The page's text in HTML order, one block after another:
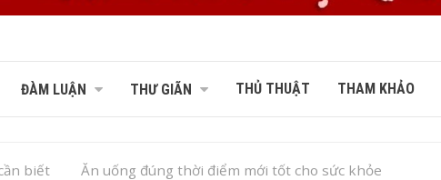
ĐÀM LUẬN THƯ GIÃN THỦ THUẬT THAM KHẢO
biết Ăn uống đúng thời điểm mới tốt cho sức khỏe